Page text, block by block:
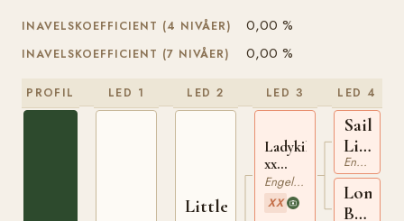
INAVELSKOEFFICIENT (4 NIVÅER) 0,00 %
INAVELSKOEFFICIENT (7 NIVÅER) 0,00 %
PROFIL LED 1 LED 2
Little
LED 3
Ladykiller
xx
210384761
Engelskt Fullblod
XX
LED 4
Sailing
Light
xxEngelskt Fullblod
Lone
Beech